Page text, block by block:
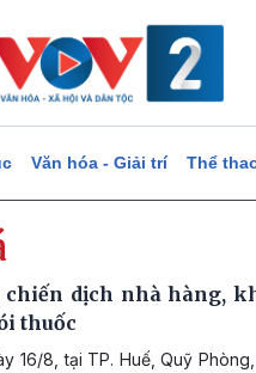
Văn hóa - Giải trí Thể
chiến dịch nhà hàng,
thuốc
16/8, tại TP. Huế, Quỹ